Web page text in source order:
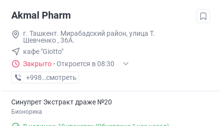
Akmal Pharm
г. Ташкент. Мирабадский район, улица Т.
Шевченко , 36А.
кафе "Giotto"
Закрыто · Откроется в 08:30
+998 (99) XXX-XX-XX
смотреть
Синупрет Экстракт драже №20
Бионорика